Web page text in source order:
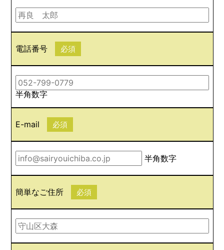
電話番号 必須
半角数字
E-mail 必須
半角数字
簡単なご住所 必須